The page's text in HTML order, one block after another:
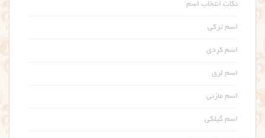
نکات انتخاب اسم
اسم ترکی
اسم کردی
اسم لری
اسم مازنی
اسم گیلکی